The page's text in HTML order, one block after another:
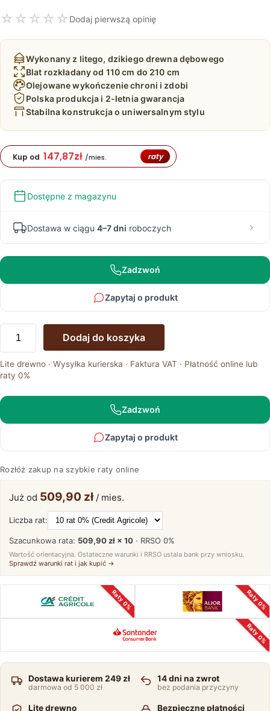
☆ ☆ ☆ ☆ ☆ Dodaj pierwszą opinię
Wykonany z litego, dzikiego drewna dębowego
Blat rozkładany od 110 cm do 210 cm
Olejowane wykończenie chroni i zdobi
Polska produkcja i 2-letnia gwarancja
Stabilna konstrukcja o uniwersalnym stylu
Kup od 147,87zł /mies. raty
Dostępne z magazynu
Dostawa w ciągu 4–7 dni roboczych
Zadzwoń
Zapytaj o produkt
Okrągły
Rozkładany
Stół
Basic
Dodaj do koszyka
Lite drewno · Wysyłka kurierska · Faktura VAT · Płatność online lub
raty 0%
Zadzwoń
Zapytaj o produkt
Rozłóż zakup na szybkie raty online
Już od 509,90 zł/ mies.
Liczba rat:
Szacunkowa rata: 509,90 zł × 10 · RRSO 0%
Wartość orientacyjna. Ostateczne warunki i RRSO ustala bank przy wniosku.
Sprawdź warunki rat i jak kupić →
Raty 0%
Raty 0%
Raty 0%
Dostawa kurierem 249 zł
darmowa od 5 000 zł
14 dni na zwrot
bez podania przyczyny
Lite drewno Bezpieczne płatności